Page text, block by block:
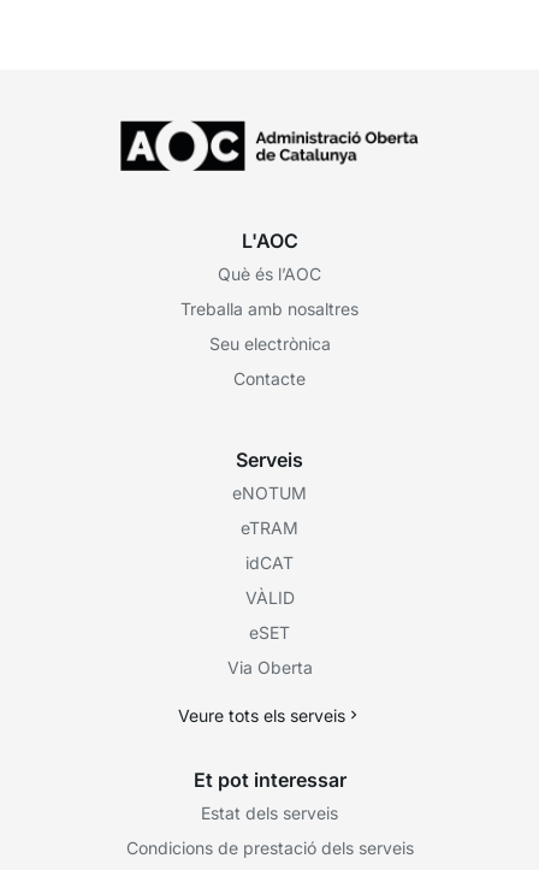
L'AOC
Què és l’AOC
Treballa amb nosaltres
Seu electrònica
Contacte
Serveis
eNOTUM
eTRAM
idCAT
VÀLID
eSET
Via Oberta
Veure tots els serveis
Et pot interessar
Estat dels serveis
Condicions de prestació dels serveis